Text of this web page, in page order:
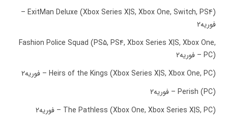
ExitMan Deluxe (Xbox Series X|S, Xbox One, Switch, PS4) –
فوریه2
Fashion Police Squad (PS5, PS4, Xbox Series X|S, Xbox One,
PC) – فوریه2
Heirs of the Kings (Xbox Series X|S, Xbox One, PC) – فوریه2
Perish (PC) – فوریه2
The Pathless (Xbox One, Xbox Series X|S, PC) – فوریه2